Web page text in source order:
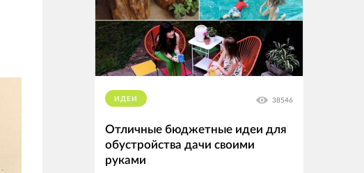
ИДЕИ 38546
Отличные бюджетные идеи для
обустройства дачи своими
руками